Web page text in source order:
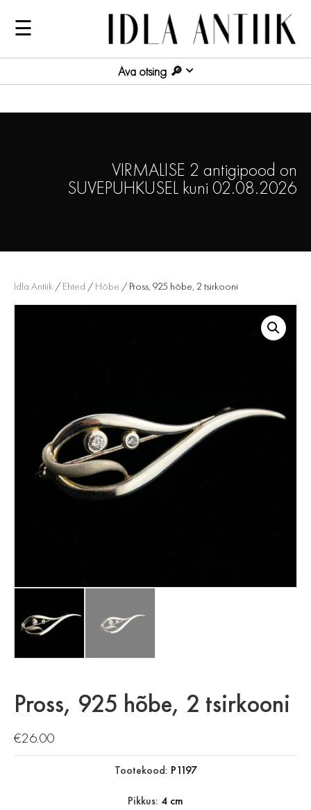
☰
Ava otsing
VIRMALISE 2 antigipood on
SUVEPUHKUSEL kuni 02.08.2026
Idla Antiik / Ehted / Hõbe / Pross, 925 hõbe, 2 tsirkooni
Pross, 925 hõbe, 2 tsirkooni
€26.00
Tootekood: P1197
Pikkus: 4 cm